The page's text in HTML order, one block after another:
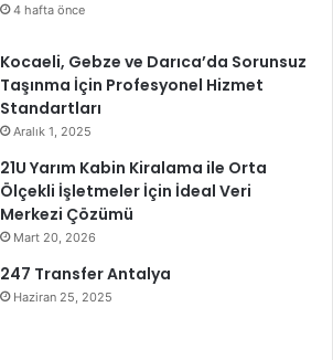
4 hafta önce
Kocaeli, Gebze ve Darıca’da Sorunsuz
Taşınma İçin Profesyonel Hizmet
Standartları
Aralık 1, 2025
21U Yarım Kabin Kiralama ile Orta
Ölçekli İşletmeler İçin İdeal Veri
Merkezi Çözümü
Mart 20, 2026
247 Transfer Antalya
Haziran 25, 2025